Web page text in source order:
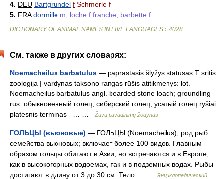
4. DEU Bartgrundel f Schmerle f
5. FRA dormille m , loche f franche, barbette f
DICTIONARY OF ANIMAL NAMES IN FIVE LANGUAGES > 4028
См. также в других словарях:
Noemacheilus barbatulus — paprastasis šlyžys statusas T sritis
zoologija | vardynas taksono rangas rūšis atitikmenys: lot.
Noemacheilus barbatulus angl. bearded stone loach; groundling
rus. обыкновенный голец; сибирский голец; усатый голец ryšiai:
platesnis terminas –… …
Žuvų pavadinimų žodynas
ГОЛЬЦЫ (вьюновые) — ГОЛЬЦЫ (Noemacheilus), род рыб
семейства вьюновых; включает более 100 видов. Главным
образом гольцы обитают в Азии, но встречаются и в Европе,
как в высокогорных водоемах, так и в подземных водах. Рыбы
достигают в длину от 3 до 30 см. Тело… …
Энциклопедический